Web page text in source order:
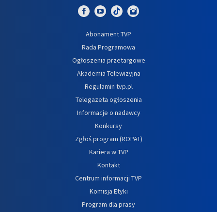
Abonament TVP
Rada Programowa
Ogłoszenia przetargowe
Akademia Telewizyjna
Regulamin tvp.pl
Telegazeta ogłoszenia
Informacje o nadawcy
Konkursy
Zgłoś program (ROPAT)
Kariera w TVP
Kontakt
Centrum informacji TVP
Komisja Etyki
Program dla prasy